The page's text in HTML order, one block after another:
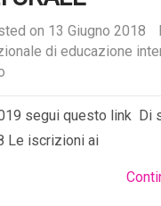
on 13 Giugno 2018
di educazione
segui questo link Di
Le iscrizioni ai